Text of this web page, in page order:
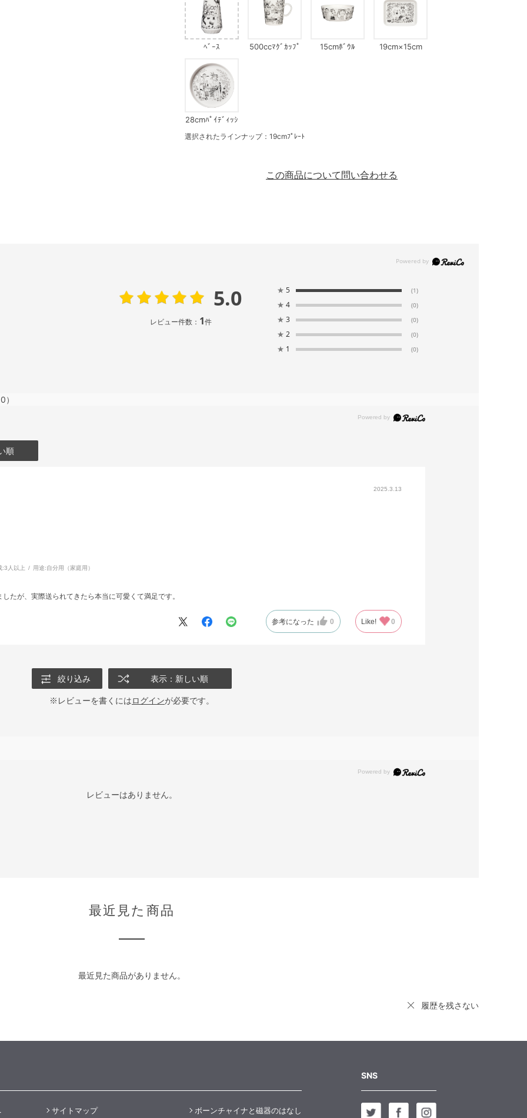
ﾍﾞｰｽ 500ccﾏｸﾞｶｯﾌﾟ 15cmﾎﾞｳﾙ 19cm×15cm
28cmﾊﾟｲﾃﾞｨｯｼ
選択されたラインナップ：19cmﾌﾟﾚｰﾄ
この商品について問い合わせる
5.0
レビュー件数： 1件
★ 5 (1)
★ 4 (0)
★ 3 (0)
★ 2 (0)
★ 1 (0)
）
順
2025.3.13
:3人以上 用途:自分用（家庭用）
たが、実際送られてきたら本当に可愛くて満足です。
参考になった 0 Like! 0
絞り込み 表示：新しい順
※レビューを書くにはログインが必要です。
レビューはありません。
最近見た商品
最近見た商品がありません。
履歴を残さない
サイトマップ ボーンチャイナと磁器のはなし
SNS